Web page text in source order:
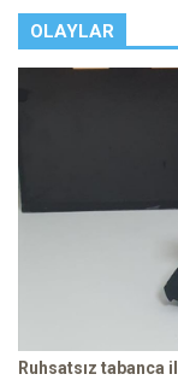
OLAYLAR
Ruhsatsız tabanca